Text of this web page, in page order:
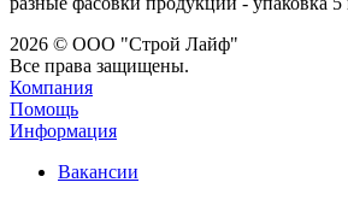
2026 © ООО "Строй Лайф"
Все права защищены.
Компания
Помощь
Информация
Вакансии